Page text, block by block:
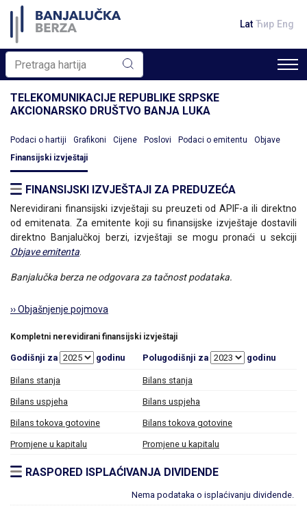
Lat Ћир Eng
TELEKOMUNIKACIJE REPUBLIKE SRPSKE
AKCIONARSKO DRUŠTVO BANJA LUKA
Podaci o hartiji Grafikoni Cijene Poslovi Podaci o emitentu
Objave
Finansijski izvještaji
FINANSIJSKI IZVJEŠTAJI ZA PREDUZEĆA
Nerevidirani finansijski izvještaji su preuzeti od APIF-a ili direktno
od emitenata. Za emitente koji su finansijske izvještaje dostavili
direktno Banjalučkoj berzi, izvještaji se mogu pronaći u sekciji
Objave emitenta
Banjalučka berza ne odgovara za tačnost podataka.
›› Objašnjenje pojmova
Kompletni nerevidirani finansijski izvještaji
Godišnji za godinu Polugodišnji za godinu
Bilans stanja Bilans stanja
Bilans uspjeha Bilans uspjeha
Bilans tokova gotovine Bilans tokova gotovine
Promjene u kapitalu Promjene u kapitalu
RASPORED ISPLAĆIVANJA DIVIDENDE
Nema podataka o isplaćivanju dividende.